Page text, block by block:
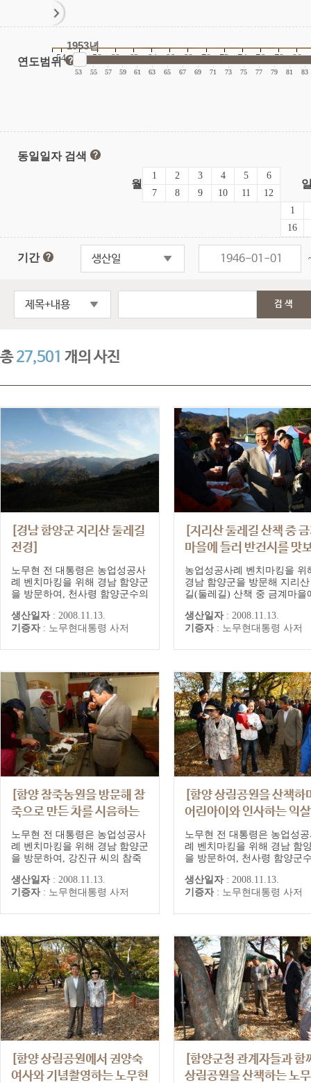
54 58 60 62 64 66 68 70 72 74 76 78 80
연도범위
1953년
|
53 55 57 59 61 63 65 67 69 71 73 75 77 79 81 83
동일일자 검색
월
1 2 3 4 5
6
7
8 9 10 11 12
1
16
기간 생산일
제목+내용 검색
총27,501 개의 사진
[경남 함양군 지리산 둘레길
전경]
노무현 전 대통령은 농업성공사
례 벤치마킹을 위해 경남 함양군
을 방문하여, 천사령 함양군수의
과 전국적인 명소로 개발된 상림
공원, 지곡면 개평마을, 지리산
대통령은 "산골지역으로만 알았
농업경영을 하고 훌륭한 음식을
만들어 내는 것은 놀랍다"며 "함
양군의 농업정책을...
생산일자 : 2008.11.13.
기증자 : 노무현대통령 사저
[지리산 둘레길 산책 중
마을에 들러 반건시를 맛
는 노무현 전 대통령]
농업성공사례 벤치마킹을 위
경남 함양군을 방문해 지리
길(둘레길) 산책 중 금계마을
대통령
생산일자 : 2008.11.13.
기증자 : 노무현대통령 사저
[함양 참죽농원을 방문해 참
죽으로 만든 차를 시음하는
노무현 전 대통령]
노무현 전 대통령은 농업성공사
례 벤치마킹을 위해 경남 함양군
을 방문하여, 강진규 씨의 참죽
은 참죽으로 만든 차와 자반 등
을 시식하며 강씨에게 참죽의 효
큰 관심을 나타냈다.
생산일자 : 2008.11.13.
기증자 : 노무현대통령 사저
[함양 상림공원을 산책하
어린아이와 인사하는 익
런 표정의 노무현 전 대통
노무현 전 대통령은 농업성
례 벤치마킹을 위해 경남 함
을 방문하여, 천사령 함양군
과 전국적인 명소로 개발된
(숲)공원, 지곡면 개평마을,
전 대통령은 "산골지역으로만
적인 농업경영을 하고 훌륭
식을 만들어 내는 것은 놀랍
다"며 "함양군의 농업...
생산일자 : 2008.11.13.
기증자 : 노무현대통령 사저
[함양 상림공원에서 권양숙
여사와 기념촬영하는 노무현
[함양군청 관계자들과 함
상림공원을 산책하는 노